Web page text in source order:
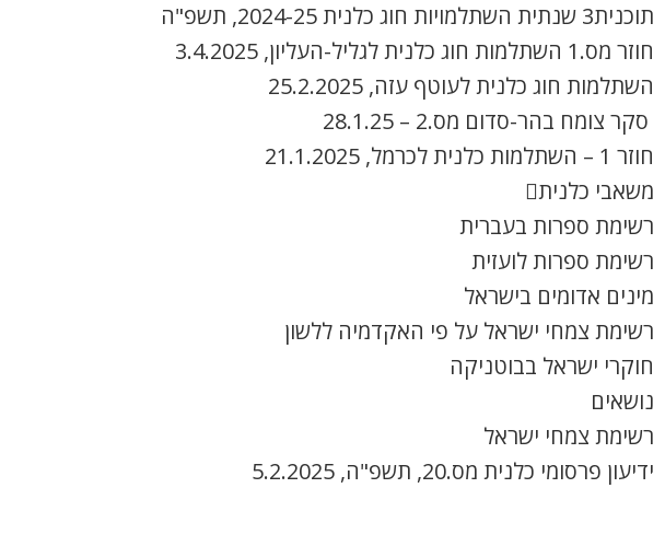
תוכנית3 שנתית השתלמויות חוג כלנית 2024-25, תשפ"ה
חוזר מס.1 השתלמות חוג כלנית לגליל-העליון, 3.4.2025
השתלמות חוג כלנית לעוטף עזה, 25.2.2025
סקר צומח בהר-סדום מס.2 – 28.1.25
חוזר 1 – השתלמות כלנית לכרמל, 21.1.2025
משאבי כלנית
רשימת ספרות בעברית
רשימת ספרות לועזית
מינים אדומים בישראל
רשימת צמחי ישראל על פי האקדמיה ללשון
חוקרי ישראל בבוטניקה
נושאים
רשימת צמחי ישראל
ידיעון פרסומי כלנית מס.20, תשפ"ה, 5.2.2025